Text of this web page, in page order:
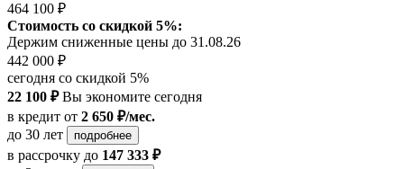
464 100 ₽
Стоимость со скидкой 5%:
Держим сниженные цены до 31.08.26
442 000 ₽
сегодня со скидкой 5%
22 100 ₽Вы экономите сегодня
в кредит от 2 650 ₽/мес.
до 30 лет
подробнее
в рассрочку до 147 333 ₽